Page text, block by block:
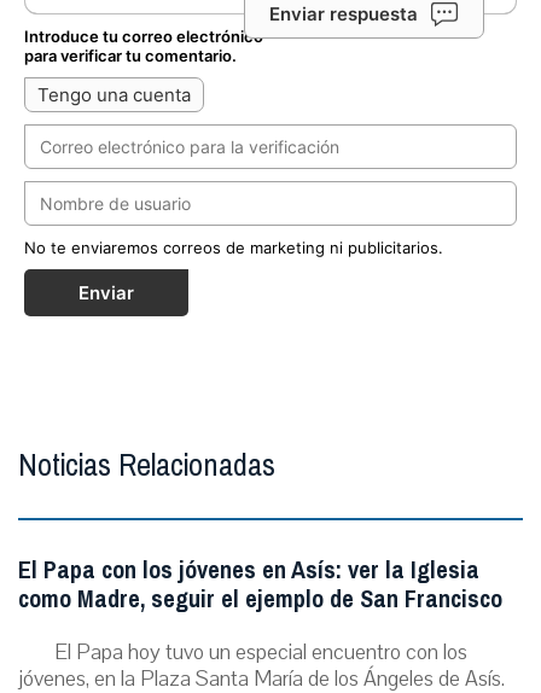
Enviar respuesta
Introduce tu correo electrónico
para verificar tu comentario.
Tengo una cuenta
No te enviaremos correos de marketing ni publicitarios.
Enviar
Noticias Relacionadas
El Papa con los jóvenes en Asís: ver la Iglesia
como Madre, seguir el ejemplo de San Francisco
El Papa hoy tuvo un especial encuentro con los
jóvenes, en la Plaza Santa María de los Ángeles de Asís.